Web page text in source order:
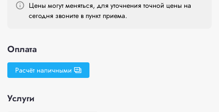
Цены могут меняться, для уточнения точной цены на
сегодня звоните в пункт приема.
Оплата
Расчёт наличными
Услуги